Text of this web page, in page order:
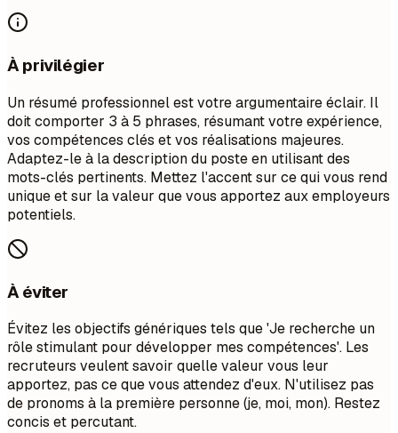
À privilégier
Un résumé professionnel est votre argumentaire éclair. Il
doit comporter 3 à 5 phrases, résumant votre expérience,
vos compétences clés et vos réalisations majeures.
Adaptez-le à la description du poste en utilisant des
mots-clés pertinents. Mettez l'accent sur ce qui vous rend
unique et sur la valeur que vous apportez aux employeurs
potentiels.
À éviter
Évitez les objectifs génériques tels que 'Je recherche un
rôle stimulant pour développer mes compétences'. Les
recruteurs veulent savoir quelle valeur vous leur
apportez, pas ce que vous attendez d'eux. N'utilisez pas
de pronoms à la première personne (je, moi, mon). Restez
concis et percutant.